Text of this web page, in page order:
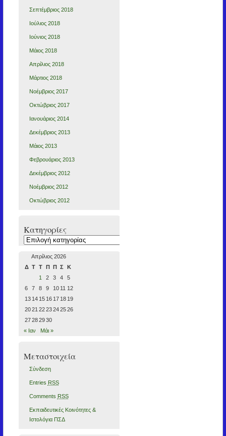
Σεπτέμβριος 2018
Ιούλιος 2018
Ιούνιος 2018
Μάιος 2018
Απρίλιος 2018
Μάρτιος 2018
Νοέμβριος 2017
Οκτώβριος 2017
Ιανουάριος 2014
Δεκέμβριος 2013
Μάιος 2013
Φεβρουάριος 2013
Δεκέμβριος 2012
Νοέμβριος 2012
Οκτώβριος 2012
Kατηγορίες
Kατηγορίες
Απρίλιος 2026
Δ Τ Τ Π Π Σ
Κ
1
2 3 4
5
6
7 8 9 10 11 12
13 14 15 16 17 18 19
2021 2223242526
27282930
« Ιαν
Μάι »
Μεταστοιχεία
Σύνδεση
Entries RSS
Comments RSS
Εκπαιδευτικές Κοινότητες &
Ιστολόγια ΠΣΔ